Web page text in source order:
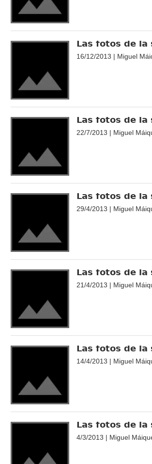
Las fotos de la
16/12/2013 | Miguel
Las fotos de la
22/7/2013 | Miguel
Las fotos de la
29/4/2013 | Miguel
Las fotos de la
21/4/2013 | Miguel
Las fotos de la
14/4/2013 | Miguel
Las fotos de la
4/3/2013 | Miguel